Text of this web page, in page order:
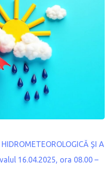
ŞI A
16.04.2025, ora 08.00 –